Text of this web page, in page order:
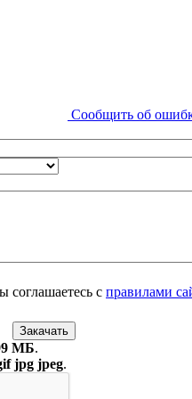
Сообщить об
с правилами
МБ.
jpg jpeg.